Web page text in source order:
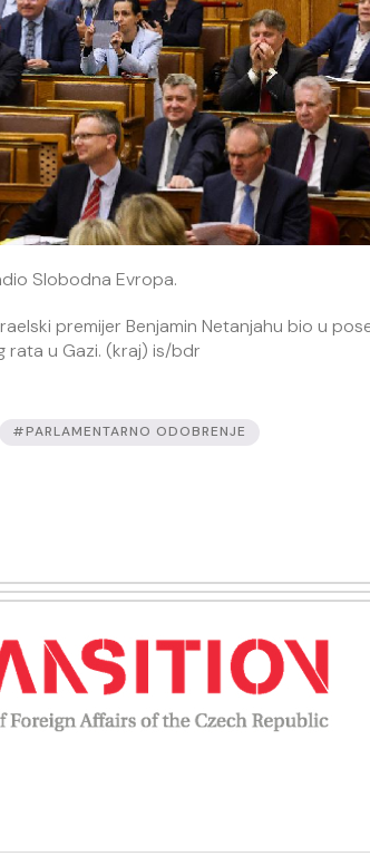
Slobodna Evropa.
premijer Benjamin Netanjahu bio u
rata u Gazi. (kraj) is/bdr
#PARLAMENTARNO ODOBRENJE